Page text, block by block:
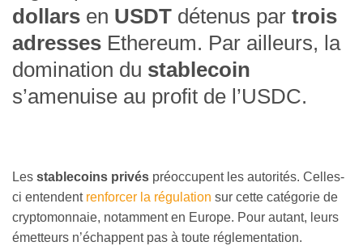
dollars en USDT détenus par trois
adresses Ethereum. Par ailleurs, la
domination du stablecoin
s’amenuise au profit de l’USDC.
Les stablecoins privés préoccupent les autorités. Celles-
ci entendent renforcer la régulation sur cette catégorie de
cryptomonnaie, notamment en Europe. Pour autant, leurs
émetteurs n’échappent pas à toute réglementation.